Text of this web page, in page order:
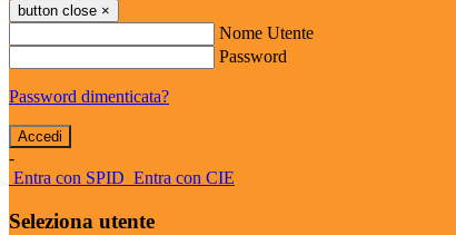
button close ×
Nome Utente
Password
Password dimenticata?
-
Entra con SPID Entra con CIE
Seleziona utente